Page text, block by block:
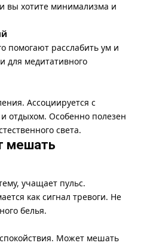
вы хотите минимализма и
помогают расслабить ум и
для медитативного
Ассоциируется с
отдыхом. Особенно полезен
света.
мешать
учащает пульс.
как сигнал тревоги. Не
белья.
Может мешать